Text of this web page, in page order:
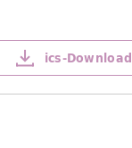
ics-Download